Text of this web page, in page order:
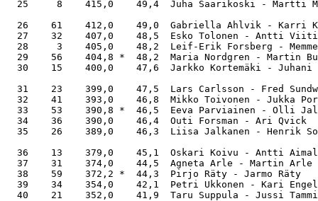
25     8    415,0    49,4  Juha Saarikoski -
26    61    412,0    49,0  Gabriella
27    32    407,0    48,5  Esko Tolonen - Antti
28     3    405,0    48,2  Leif-Erik
29    56    404,8 *  48,2  Maria
30    15    400,0    47,6  Jarkko Kortemäki -
31    23    399,0    47,5  Lars Carlsson
32    41    393,0    46,8  Mikko Toivonen -
33    53    390,8 *  46,5  Eeva
34    36    390,0    46,4  Outi Forsman - Ari
35    26    389,0    46,3  Liisa Jalkanen -
36    13    379,0    45,1  Oskari Koivu - Antti
37    31    374,0    44,5  Agneta Arle -
38    59    372,2 *  44,3  Pirjo Räty - Jarmo
39    34    354,0    42,1  Petri Ukkonen - Kari
40    21    352,0    41,9  Taru Suppula -